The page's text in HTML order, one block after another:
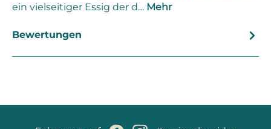
ein vielseitiger Essig der d… Mehr
Bewertungen